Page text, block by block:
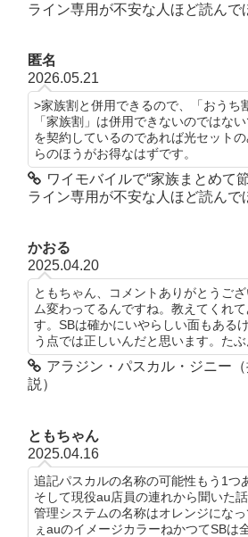
ライン専用が不安な人ほど読んで
匿名
2026.05.21
>家族割と併用できるので、「おうち
「家族割」は併用できないのではな
を契約しているのであれば光セット
らのほうがお得なはずです。
ワイモバイルで“家族まとめて
ライン専用が不安な人ほど読んで
かおる
2025.04.20
ともちゃん、コメントありがとうご
ム変わってるんですね。教えてくれ
す。SBは確かにいやらしい面もある
う点では正しいんだと思います。たぶ
アラジン・パスカル・ジニー
説）
ともちゃん
2025.04.16
追記パスカルの名称の可能性もう1つ
そして現役au店員の連れから聞いた
管理システムの名称はオレンジにな
ぇauのイメージカラーねかつてSBは全